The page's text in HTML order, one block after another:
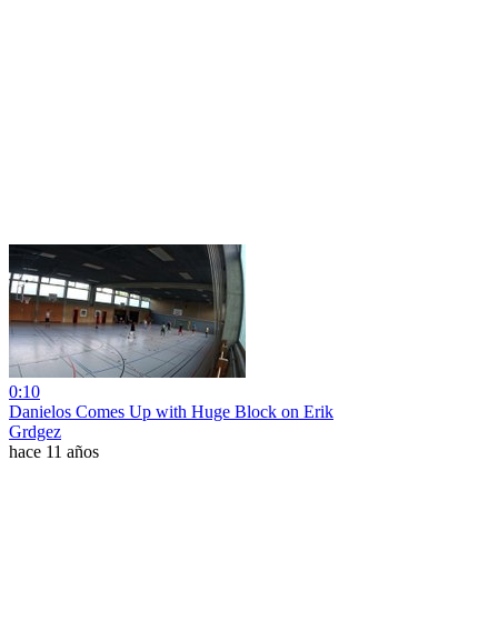
0:10
Danielos Comes Up with Huge Block on Erik
Grdgez
hace 11 años